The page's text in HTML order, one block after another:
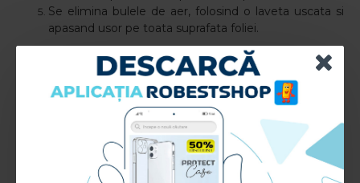
Se elimina bulele de aer, folosind o laveta uscata si
apasand usor pe toata suprafata foliei.
CaracteristiciFoliepentru iPhone XS - Privacy
Materiale: TPU+Sticla+Adeziv
Grosime: 0.3mm